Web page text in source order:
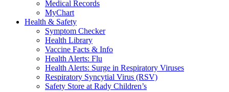
Medical Records
MyChart
Health & Safety
Symptom Checker
Health Library
Vaccine Facts & Info
Health Alerts: Flu
Health Alerts: Surge in Respiratory Viruses
Respiratory Syncytial Virus (RSV)
Safety Store at Rady Children’s